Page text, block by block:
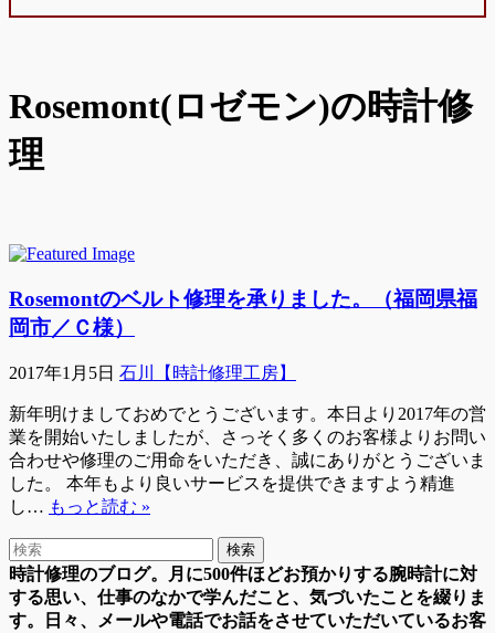
Rosemont(ロゼモン)の時計修
理
Rosemontのベルト修理を承りました。（福岡県福
岡市／Ｃ様）
2017年1月5日 石川【時計修理工房】
新年明けましておめでとうございます。本日より2017年の営
業を開始いたしましたが、さっそく多くのお客様よりお問い
合わせや修理のご用命をいただき、誠にありがとうございま
した。 本年もより良いサービスを提供できますよう精進
し… もっと読む »
時計修理のブログ。月に500件ほどお預かりする腕時計に対
する思い、仕事のなかで学んだこと、気づいたことを綴りま
す。日々、メールや電話でお話をさせていただいているお客